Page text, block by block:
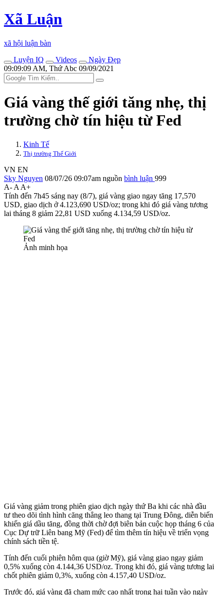
Xã Luận
xã hội luận bàn
Luyện IQ
Videos
Ngày Đẹp
09:09:09 AM, Thứ Abc 09/09/2021
Giá vàng thế giới tăng nhẹ, thị
trường chờ tín hiệu từ Fed
Kinh Tế
Thị trường Thế Giới
VN EN
Sky Nguyen 08/07/26 09:07am nguồn bình luận 999
A- A A+
Tính đến 7h45 sáng nay (8/7), giá vàng giao ngay tăng 17,570
USD, giao dịch ở 4.123,690 USD/oz; trong khi đó giá vàng tương
lai tháng 8 giảm 22,81 USD xuống 4.134,59 USD/oz.
Ảnh minh họa
Giá vàng giảm trong phiên giao dịch ngày thứ Ba khi các nhà đầu
tư theo dõi tình hình căng thẳng leo thang tại Trung Đông, diễn biến
khiến giá dầu tăng, đồng thời chờ đợi biên bản cuộc họp tháng 6 của
Cục Dự trữ Liên bang Mỹ (Fed) để tìm thêm tín hiệu về triển vọng
chính sách tiền tệ.
Tính đến cuối phiên hôm qua (giờ Mỹ), giá vàng giao ngay giảm
0,5% xuống còn 4.144,36 USD/oz. Trong khi đó, giá vàng tương lai
chốt phiên giảm 0,3%, xuống còn 4.157,40 USD/oz.
Trước đó, giá vàng đã chạm mức cao nhất trong hai tuần vào ngày